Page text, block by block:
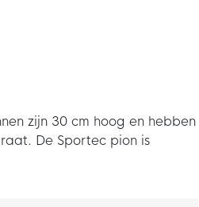
zijn 30 cm hoog en hebben
De Sportec pion is